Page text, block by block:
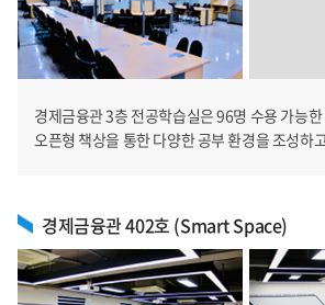
경제금융관 3층 전공학습실은 96명 수용 가능
오픈형 책상을 통한 다양한 공부 환경을 조성하
경제금융관 402호 (Smart Space)